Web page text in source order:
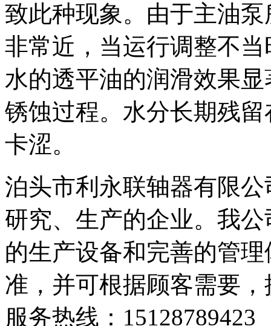
致此种现象。由于主油
非常近，当运行调整不
水的透平油的润滑效果
锈蚀过程。水分长期残
卡涩。
泊头市利永联轴器有限
研究、生产的企业。我
的生产设备和完善的管
准，并可根据顾客需要
服务热线：15128789423